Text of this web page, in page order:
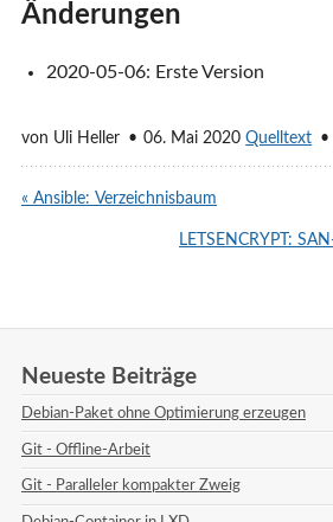
Änderungen
2020-05-06: Erste Version
von Uli Heller 06. Mai 2020 Quelltext
« Ansible: Verzeichnisbaum
LETSENCRYPT:
Neueste Beiträge
Debian-Paket ohne Optimierung erzeugen
Git - Offline-Arbeit
Git - Paralleler kompakter Zweig